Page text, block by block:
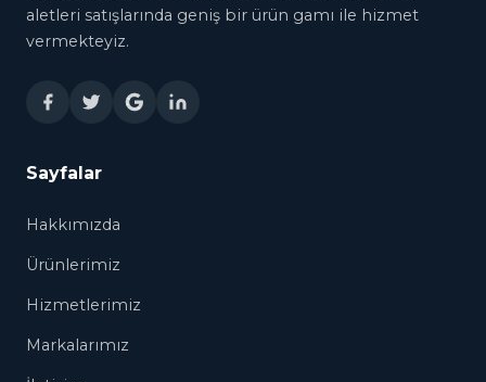
aletleri satışlarında geniş bir ürün gamı ile hizmet
vermekteyiz.
Sayfalar
Hakkımızda
Ürünlerimiz
Hizmetlerimiz
Markalarımız